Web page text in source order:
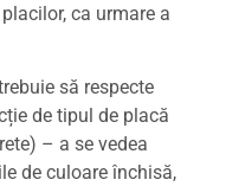
ca urmare a
să respecte
de tipul de placă
– a se vedea
de culoare închisă,